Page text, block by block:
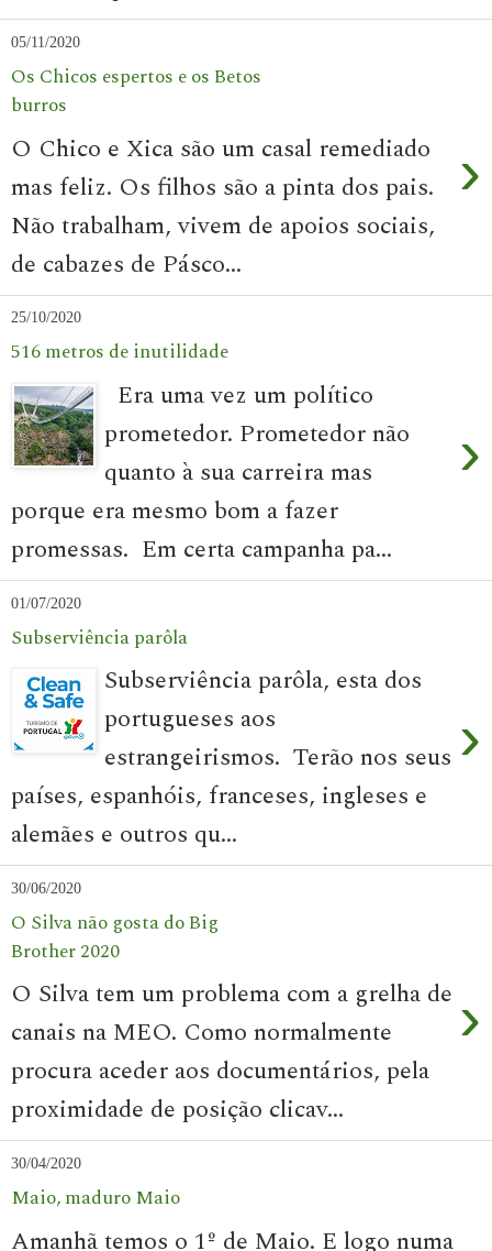
05/11/2020
Os Chicos espertos e os Betos
burros
›
O Chico e Xica são um casal remediado
mas feliz. Os filhos são a pinta dos pais.
Não trabalham, vivem de apoios sociais,
de cabazes de Pásco...
25/10/2020
516 metros de inutilidade
›
Era uma vez um político
prometedor. Prometedor não
quanto à sua carreira mas
porque era mesmo bom a fazer
promessas. Em certa campanha pa...
01/07/2020
Subserviência parôla
›
Subserviência parôla, esta dos
portugueses aos
estrangeirismos. Terão nos seus
países, espanhóis, franceses, ingleses e
alemães e outros qu...
30/06/2020
O Silva não gosta do Big
Brother 2020
›
O Silva tem um problema com a grelha de
canais na MEO. Como normalmente
procura aceder aos documentários, pela
proximidade de posição clicav...
30/04/2020
Maio, maduro Maio
Amanhã temos o 1º de Maio. E logo numa